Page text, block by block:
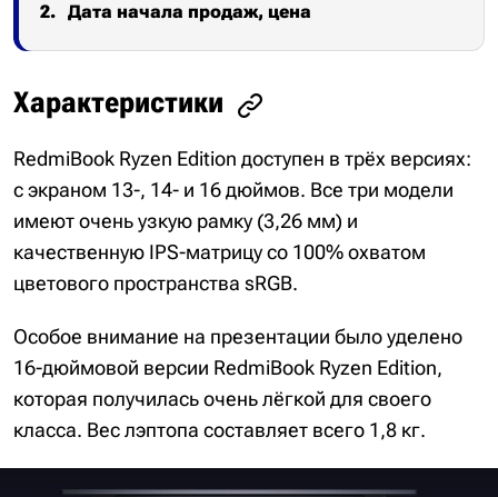
Дата начала продаж, цена
Характеристики
RedmiBook Ryzen Edition доступен в трёх версиях:
с экраном 13-, 14- и 16 дюймов. Все три модели
имеют очень узкую рамку (3,26 мм) и
качественную IPS-матрицу со 100% охватом
цветового пространства sRGB.
Особое внимание на презентации было уделено
16-дюймовой версии RedmiBook Ryzen Edition,
которая получилась очень лёгкой для своего
класса. Вес лэптопа составляет всего 1,8 кг.